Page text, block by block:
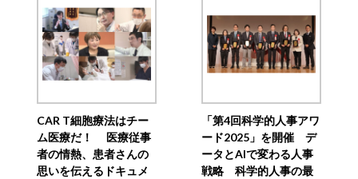
CAR T細胞療法はチー
ム医療だ！ 医療従事
者の情熱、患者さんの
思いを伝えるドキュメ
「第4回科学的人事アワ
ード2025」を開催 デ
ータとAIで変わる人事
戦略 科学的人事の最